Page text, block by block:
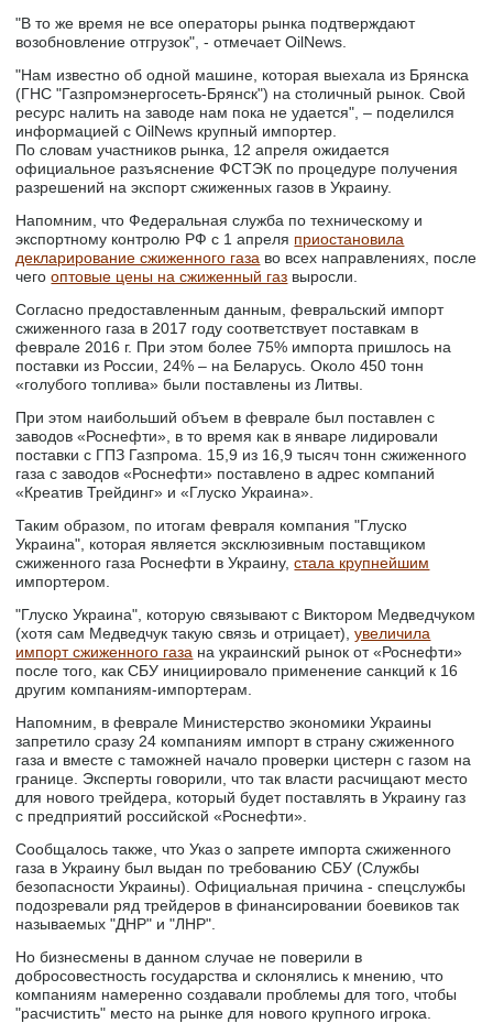
"В то же время не все операторы рынка подтверждают
возобновление отгрузок", - отмечает OilNews.
"Нам известно об одной машине, которая выехала из Брянска
(ГНС "Газпромэнергосеть-Брянск") на столичный рынок. Свой
ресурс налить на заводе нам пока не удается", – поделился
информацией c OilNews крупный импортер.
По словам участников рынка, 12 апреля ожидается
официальное разъяснение ФСТЭК по процедуре получения
разрешений на экспорт сжиженных газов в Украину.
Напомним, что Федеральная служба по техническому и
экспортному контролю РФ с 1 апреля приостановила
декларирование сжиженного газа во всех направлениях, после
чегооптовые цены на сжиженный газ выросли.
Согласно предоставленным данным, февральский импорт
сжиженного газа в 2017 году соответствует поставкам в
феврале 2016 г. При этом более 75% импорта пришлось на
поставки из России, 24% – на Беларусь. Около 450 тонн
«голубого топлива» были поставлены из Литвы.
При этом наибольший объем в феврале был поставлен с
заводов «Роснефти», в то время как в январе лидировали
поставки с ГПЗ Газпрома. 15,9 из 16,9 тысяч тонн сжиженного
газа с заводов «Роснефти» поставлено в адрес компаний
«Креатив Трейдинг» и «Глуско Украина».
Таким образом, по итогам февраля компания "Глуско
Украина", которая является эксклюзивным поставщиком
сжиженного газа Роснефти в Украину,стала крупнейшим
импортером.
"Глуско Украина", которую связывают с Виктором Медведчуком
(хотя сам Медведчук такую связь и отрицает),увеличила
импорт сжиженного газа на украинский рынок от «Роснефти»
после того, как СБУ инициировало применение санкций к 16
другим компаниям-импортерам.
Напомним, в феврале Министерство экономики Украины
запретило сразу 24 компаниям импорт в страну сжиженного
газа и вместе с таможней начало проверки цистерн с газом на
границе. Эксперты говорили, что так власти расчищают место
для нового трейдера, который будет поставлять в Украину газ
с предприятий российской «Роснефти».
Сообщалось также, что Указ о запрете импорта сжиженного
газа в Украину был выдан по требованию СБУ (Службы
безопасности Украины). Официальная причина - спецслужбы
подозревали ряд трейдеров в финансировании боевиков так
называемых "ДНР" и "ЛНР".
Но бизнесмены в данном случае не поверили в
добросовестность государства и склонялись к мнению, что
компаниям намеренно создавали проблемы для того, чтобы
"расчистить" место на рынке для нового крупного игрока.